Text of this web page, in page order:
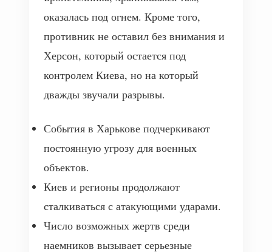
оказалась под огнем. Кроме того,
противник не оставил без внимания и
Херсон, который остается под
контролем Киева, но на который
дважды звучали разрывы.
События в Харькове подчеркивают
постоянную угрозу для военных
объектов.
Киев и регионы продолжают
сталкиваться с атакующими ударами.
Число возможных жертв среди
наемников вызывает серьезные